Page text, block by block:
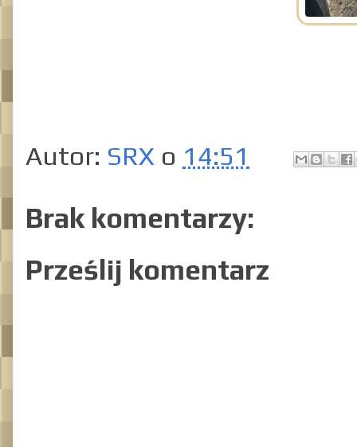
Autor: SRX o 14:51
Brak komentarzy:
Prześlij komentarz